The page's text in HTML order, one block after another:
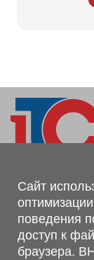
Магазин,
г. Минск,
223062
г. Брест, ул.
Сайт
поведения
доступ к
браузера.